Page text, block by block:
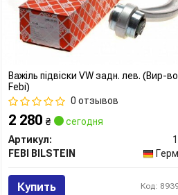
Важіль підвіски VW задн. лев. (Вир-во
Febi)
0 отзывов
2 280 ₴
сегодня
Артикул:
FEBI BILSTEIN
Купить Код: